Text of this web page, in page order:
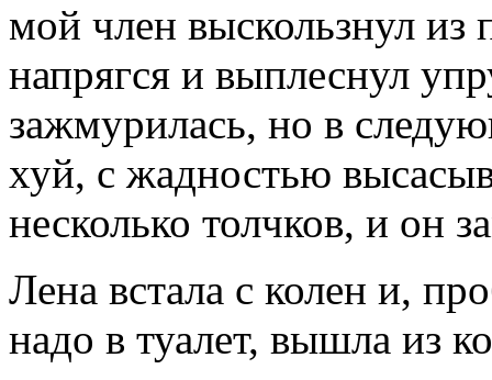
мой член выскользнул из
напрягся и выплеснул
зажмурилась, но в
хуй, с жадностью
несколько толчков, и он
Лена встала с колен и,
надо в туалет, вышла из